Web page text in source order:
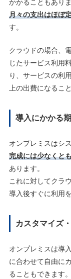
かかることもありま
月々の支出はほぼ
す。
クラウドの場合、
じたサービス利用
り、サービスの利
上の出費になるこ
導入にかかる
オンプレミスはシ
完成には少なくと
あります。
これに対してクラ
導入後すぐに利用
カスタマイズ
オンプレミスは導
に合わせて自由に
ることもできます。